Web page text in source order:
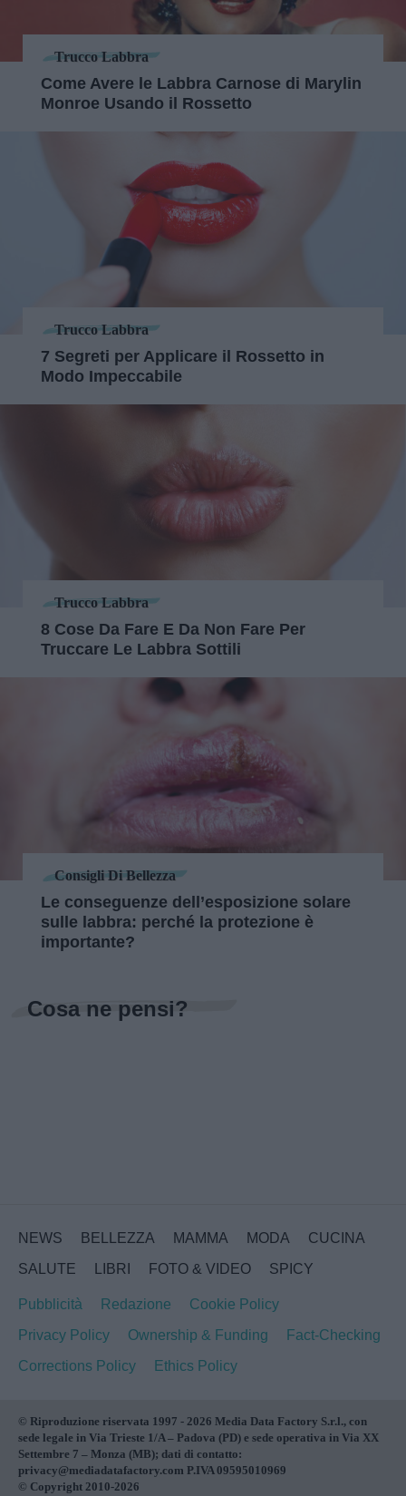
Trucco Labbra
Come Avere le Labbra Carnose di Marylin
Monroe Usando il Rossetto
Trucco Labbra
7 Segreti per Applicare il Rossetto in
Modo Impeccabile
Trucco Labbra
8 Cose Da Fare E Da Non Fare Per
Truccare Le Labbra Sottili
Consigli Di Bellezza
Le conseguenze dell’esposizione solare
sulle labbra: perché la protezione è
importante?
Cosa ne pensi?
NEWS BELLEZZA MAMMA MODA
CUCINA
SALUTE
LIBRI FOTO & VIDEO SPICY
Pubblicità Redazione
Cookie Policy
Privacy Policy
Ownership & Funding
Fact-Checking
Corrections Policy
Ethics Policy
© Riproduzione riservata 1997 - 2026 Media Data Factory S.r.l., con
sede legale in Via Trieste 1/A – Padova (PD) e sede operativa in Via XX
Settembre 7 – Monza (MB); dati di contatto:
privacy@mediadatafactory.com P.IVA 09595010969
© Copyright 2010-2026